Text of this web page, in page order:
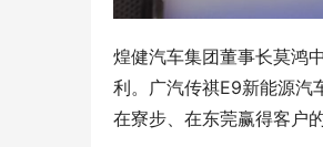
煌健汽车集团董事长莫鸿
利。广汽传祺E9新能源汽
在寮步、在东莞赢得客户